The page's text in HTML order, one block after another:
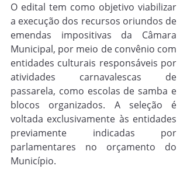
O edital tem como objetivo viabilizar
a execução dos recursos oriundos de
emendas impositivas da Câmara
Municipal, por meio de convênio com
entidades culturais responsáveis por
atividades carnavalescas de
passarela, como escolas de samba e
blocos organizados. A seleção é
voltada exclusivamente às entidades
previamente indicadas por
parlamentares no orçamento do
Município.